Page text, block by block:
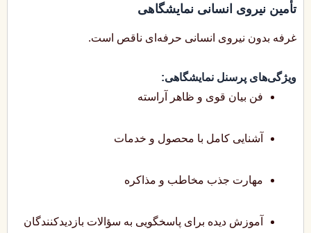
تأمین نیروی انسانی نمایشگاهی
غرفه بدون نیروی انسانی حرفه‌ای ناقص است.
ویژگی‌های پرسنل نمایشگاهی:
فن بیان قوی و ظاهر آراسته
آشنایی کامل با محصول و خدمات
مهارت جذب مخاطب و مذاکره
آموزش دیده برای پاسخگویی به سؤالات بازدیدکنندگان